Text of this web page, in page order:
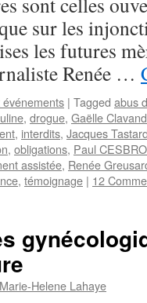
sur les
les futures
Renée …
| Tagged abus
, drogue, Gaëlle
, interdits, Jacques
, obligations, Paul
assistée, Renée
, témoignage | 12
Marie-Helene Lahaye